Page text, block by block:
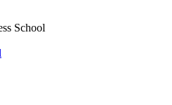
School